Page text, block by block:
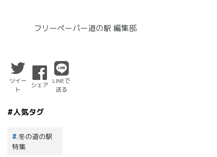
フリーペーパー道の駅 編集部
ツイー
ト
シェア
LINEで
送る
#人気タグ
.冬の道の駅
特集